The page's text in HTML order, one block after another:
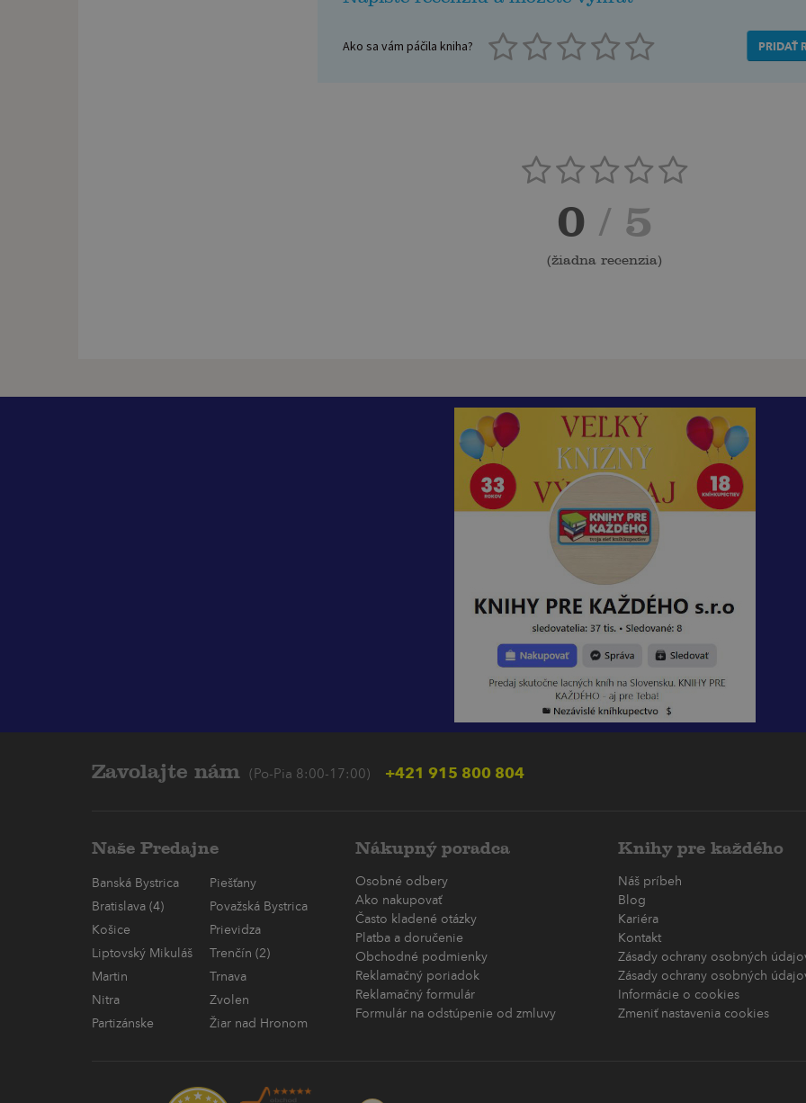
Ako sa vám páčila kniha? PRIDAŤ
0 / 5
(žiadna recenzia)
Zavolajte nám (Po-Pia 8:00-17:00) +421 915 800 804
Naše Predajne
Banská Bystrica
Piešťany
Bratislava (4)
Považská Bystrica
Košice
Prievidza
Liptovský Mikuláš
Trenčín (2)
Martin
Trnava
Nitra
Zvolen
Partizánske
Žiar nad Hronom
Nákupný poradca
Osobné odbery
Ako nakupovať
Často kladené otázky
Platba a doručenie
Obchodné podmienky
Reklamačný poriadok
Reklamačný formulár
Formulár na odstúpenie od zmluvy
Knihy pre každého
Náš príbeh
Blog
Kariéra
Kontakt
Zásady ochrany osobných
Zásady ochrany osobných
Informácie o cookies
Zmeniť nastavenia cookies